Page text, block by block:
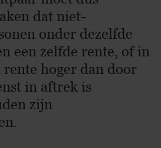
dat niet-
onder dezelfde
een zelfde rente, of in
rente hoger dan door
in aftrek is
zijn